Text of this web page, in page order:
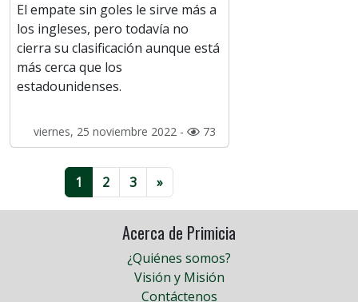
El empate sin goles le sirve más a
los ingleses, pero todavía no
cierra su clasificación aunque está
más cerca que los
estadounidenses.
viernes, 25 noviembre 2022 - 73
1 2 3 »
Acerca de Primicia
¿Quiénes somos?
Visión y Misión
Contáctenos